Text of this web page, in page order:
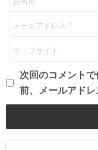
次回のコメント
前、メールアドレ